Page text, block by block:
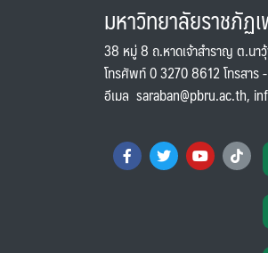
มหาวิทยาลัยราชภัฏ
38 หมู่ 8 ถ.หาดเจ้าสำราญ ต.นา
โทรศัพท์ 0 3270 8612 โทรสาร -
อีเมล saraban@pbru.ac.th,